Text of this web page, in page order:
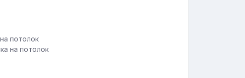
на потолок